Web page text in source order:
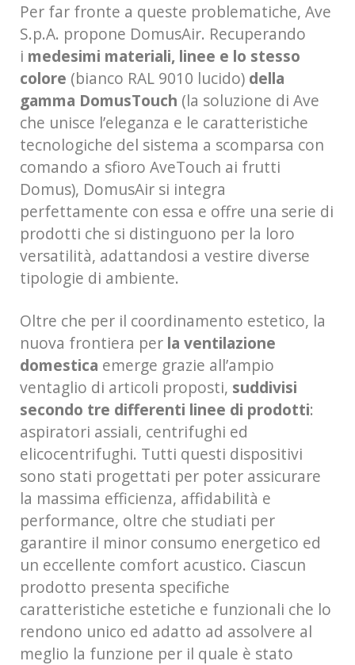
Per far fronte a queste problematiche, Ave
S.p.A. propone DomusAir. Recuperando
i medesimi materiali, linee e lo stesso
colore (bianco RAL 9010 lucido) della
gamma DomusTouch (la soluzione di Ave
che unisce l’eleganza e le caratteristiche
tecnologiche del sistema a scomparsa con
comando a sfioro AveTouch ai frutti
Domus), DomusAir si integra
perfettamente con essa e offre una serie di
prodotti che si distinguono per la loro
versatilità, adattandosi a vestire diverse
tipologie di ambiente.
Oltre che per il coordinamento estetico, la
nuova frontiera per la ventilazione
domestica emerge grazie all’ampio
ventaglio di articoli proposti, suddivisi
secondo tre differenti linee di prodotti:
aspiratori assiali, centrifughi ed
elicocentrifughi. Tutti questi dispositivi
sono stati progettati per poter assicurare
la massima efficienza, affidabilità e
performance, oltre che studiati per
garantire il minor consumo energetico ed
un eccellente comfort acustico. Ciascun
prodotto presenta specifiche
caratteristiche estetiche e funzionali che lo
rendono unico ed adatto ad assolvere al
meglio la funzione per il quale è stato